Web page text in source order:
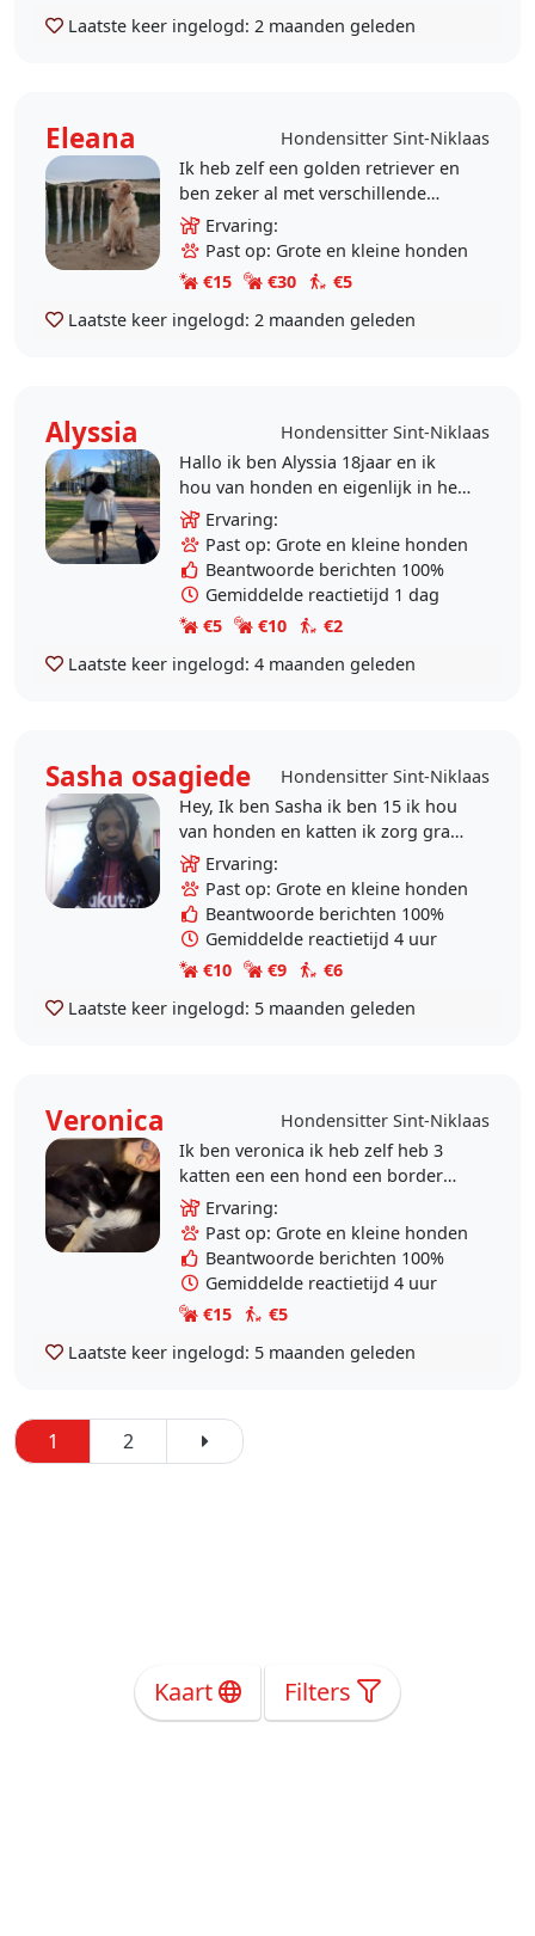
Laatste keer ingelogd: 2 maanden geleden
Eleana
Hondensitter Sint-Niklaas
Ik heb zelf een golden retriever en
ben zeker al met verschillende
rassen bekend een hond dat trekt
tijdens het wandelen of juist heel
braaf kan..
Ervaring:
Past op: Grote en kleine honden
€15
€30
€5
Laatste keer ingelogd: 2 maanden geleden
Alyssia
Hondensitter Sint-Niklaas
Hallo ik ben Alyssia 18jaar en ik
hou van honden en eigenlijk in het
algemeen van dieren. Ik ging
vroeger veel wandelen met 2
honden uit de buurt..
Ervaring:
Past op: Grote en kleine honden
Beantwoorde berichten 100%
Gemiddelde reactietijd 1 dag
€5
€10
€2
Laatste keer ingelogd: 4 maanden geleden
Sasha osagiede
Hondensitter Sint-Niklaas
Hey, Ik ben Sasha ik ben 15 ik hou
van honden en katten ik zorg graag
voor hun dus ik weet niet wat ik
nog kan zeggen maar ik ben altijd
vrij ik heb..
Ervaring:
Past op: Grote en kleine honden
Beantwoorde berichten 100%
Gemiddelde reactietijd 4 uur
€10
€9
€6
Laatste keer ingelogd: 5 maanden geleden
Veronica
Hondensitter Sint-Niklaas
Ik ben veronica ik heb zelf heb 3
katten een een hond een border
collie ik ben ook een echte
dierenvriend je krijgt er zoveel
liefde van
Ervaring:
Past op: Grote en kleine honden
Beantwoorde berichten 100%
Gemiddelde reactietijd 4 uur
€15
€5
Laatste keer ingelogd: 5 maanden geleden
1 2
Kaart Filters